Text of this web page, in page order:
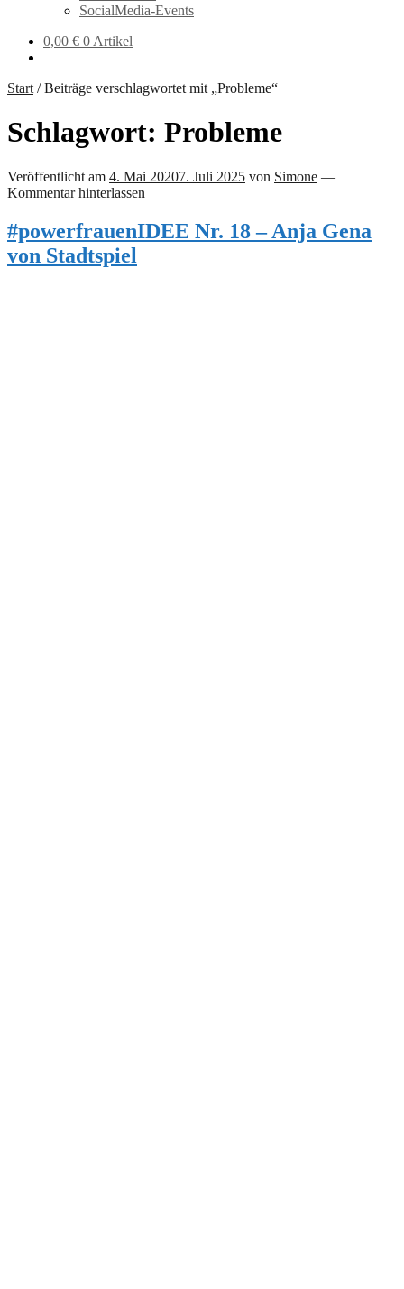
SocialMedia-Events
0,00 € 0 Artikel
Start /Beiträge verschlagwortet mit „Probleme“
Schlagwort: Probleme
Veröffentlicht am 4. Mai 20207. Juli 2025 von Simone —
Kommentar hinterlassen
#powerfrauenIDEE Nr. 18 – Anja Gena
von Stadtspiel